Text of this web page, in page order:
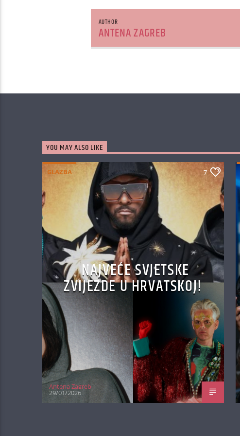
AUTHOR
ANTENA ZAGREB
YOU MAY ALSO LIKE
GLAZBA 7
NAJVEĆE SVJETSKE
ZVIJEZDE U HRVATSKOJ!
Antena Zagreb
29/01/2026